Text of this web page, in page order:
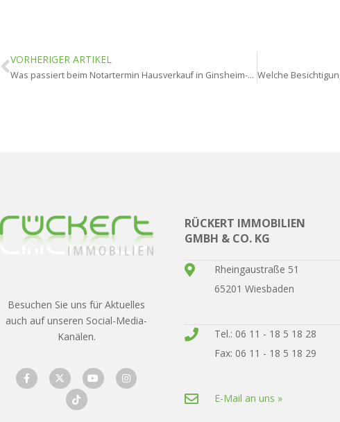
VORHERIGER ARTIKEL
Was passiert beim Notartermin Hausverkauf in Ginsheim-Gustavsburg?
Besuchen Sie uns für Aktuelles
auch auf unseren Social-Media-
Kanälen.
RÜCKERT IMMOBILIEN
GMBH & CO. KG
Rheingaustraße 51
65201 Wiesbaden
Tel.: 06 11 - 18 5 18 28
Fax: 06 11 - 18 5 18 29
E-Mail an uns »